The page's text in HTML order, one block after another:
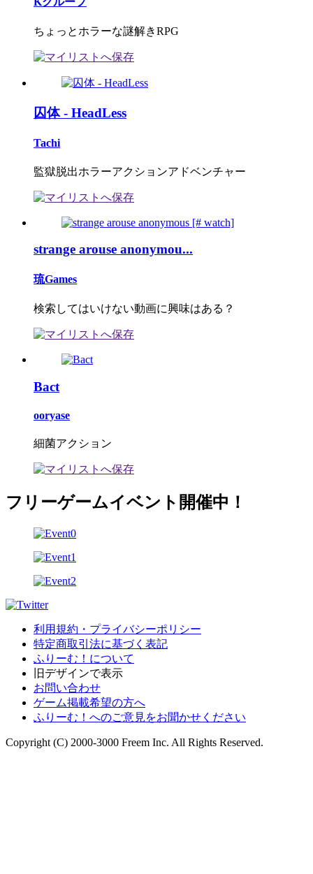
ちょっとホラーな謎解きRPG
囚体 - HeadLess
Tachi
監獄脱出ホラーアクションアドベンチャー
strange arouse anonymou...
琉Games
検索してはいけない動画に興味はある？
Bact
ooryase
細菌アクション
フリーゲームイベント開催中！
利用規約・プライバシーポリシー
特定商取引法に基づく表記
ふりーむ！について
旧デザインで表示
お問い合わせ
ゲーム掲載希望の方へ
ふりーむ！へのご意見をお聞かせください
Copyright (C) 2000-3000 Freem Inc. All Rights Reserved.